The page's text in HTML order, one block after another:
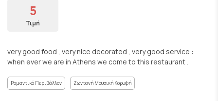
5
Τιμή
very good food , very nice decorated , very good service :
when ever we are in Athens we come to this restaurant .
Ρομαντικό Περιβάλλον Ζωντανή Μουσική Κορυφή